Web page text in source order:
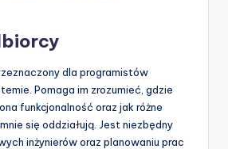
dla programistów
Pomaga im zrozumieć, gdzie
funkcjonalność oraz jak różne
się oddziałują. Jest niezbędny
inżynierów oraz planowaniu prac